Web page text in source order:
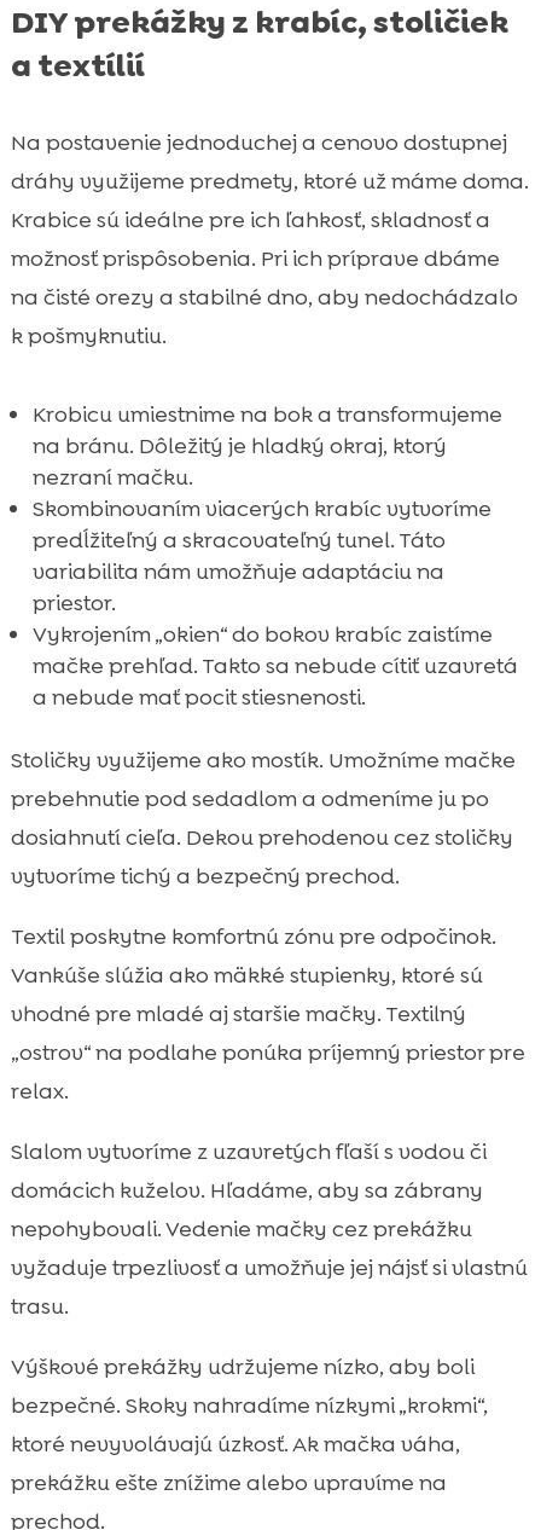
DIY prekážky z krabíc, stoličiek
a textílií
Na postavenie jednoduchej a cenovo dostupnej
dráhy využijeme predmety, ktoré už máme doma.
Krabice sú ideálne pre ich ľahkosť, skladnosť a
možnosť prispôsobenia. Pri ich príprave dbáme
na čisté orezy a stabilné dno, aby nedochádzalo
k pošmyknutiu.
Krobicu umiestnime na bok a transformujeme
na bránu. Dôležitý je hladký okraj, ktorý
nezraní mačku.
Skombinovaním viacerých krabíc vytvoríme
predĺžiteľný a skracovateľný tunel. Táto
variabilita nám umožňuje adaptáciu na
priestor.
Vykrojením „okien“ do bokov krabíc zaistíme
mačke prehľad. Takto sa nebude cítiť uzavretá
a nebude mať pocit stiesnenosti.
Stoličky využijeme ako mostík. Umožníme mačke
prebehnutie pod sedadlom a odmeníme ju po
dosiahnutí cieľa. Dekou prehodenou cez stoličky
vytvoríme tichý a bezpečný prechod.
Textil poskytne komfortnú zónu pre odpočinok.
Vankúše slúžia ako mäkké stupienky, ktoré sú
vhodné pre mladé aj staršie mačky. Textilný
„ostrov“ na podlahe ponúka príjemný priestor pre
relax.
Slalom vytvoríme z uzavretých fľaší s vodou či
domácich kuželov. Hľadáme, aby sa zábrany
nepohybovali. Vedenie mačky cez prekážku
vyžaduje trpezlivosť a umožňuje jej nájsť si vlastnú
trasu.
Výškové prekážky udržujeme nízko, aby boli
bezpečné. Skoky nahradíme nízkymi „krokmi“,
ktoré nevyvolávajú úzkosť. Ak mačka váha,
prekážku ešte znížime alebo upravíme na
prechod.